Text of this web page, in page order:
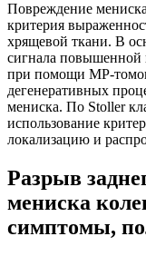
Повреждение
критерия
хрящевой ткани. В
сигнала повышенной
при помощи МР-
дегенеративных
мениска. По Stoller
использование
локализацию и
Разрыв
мениска
симптомы,